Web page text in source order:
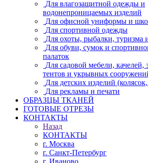
Для влагозащитной одежды и
водонепроницаемых изделий
Для офисной униформы и
Для спортивной одежды
Для охоты, рыбалки, туризма
Для обуви, сумок и
палаток
Для садовой мебели, качелей,
тентов и укрывных
Для детских изделий
Для рекламы и печати
ОБРАЗЦЫ ТКАНЕЙ
ГОТОВЫЕ ОТРЕЗЫ
КОНТАКТЫ
Назад
КОНТАКТЫ
г. Москва
г. Санкт-Петербург
г. Иваново